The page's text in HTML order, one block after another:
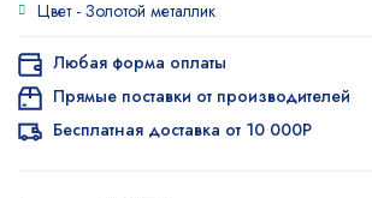
Цвет - Золотой металлик
Любая форма оплаты
Прямые поставки от производителей
Бесплатная доставка от 10 000Р